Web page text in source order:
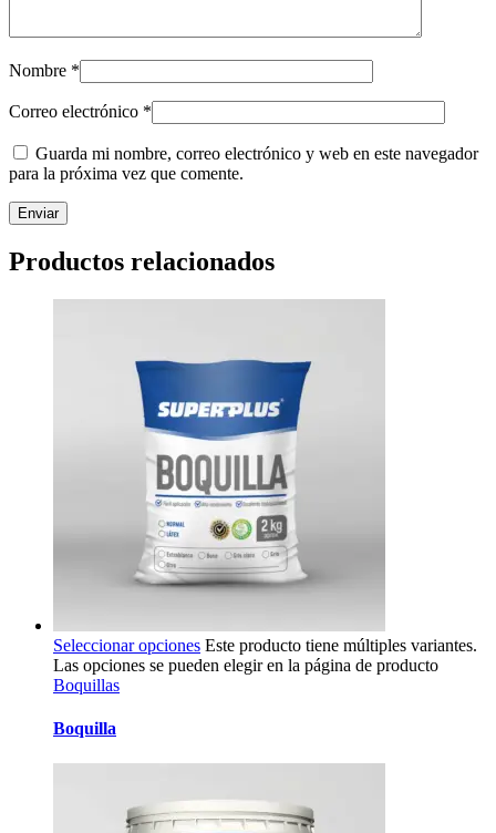
Nombre *
Correo electrónico *
Guarda mi nombre, correo electrónico y web en este navegador
para la próxima vez que comente.
Productos relacionados
Seleccionar opciones Este producto tiene múltiples variantes.
Las opciones se pueden elegir en la página de producto
Boquillas
Boquilla